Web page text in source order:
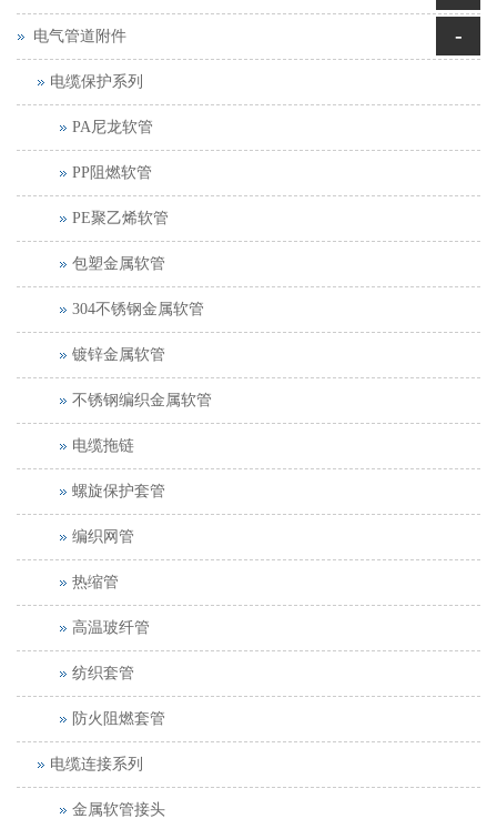
电气管道附件 -
电缆保护系列
PA尼龙软管
PP阻燃软管
PE聚乙烯软管
包塑金属软管
304不锈钢金属软管
镀锌金属软管
不锈钢编织金属软管
电缆拖链
螺旋保护套管
编织网管
热缩管
高温玻纤管
纺织套管
防火阻燃套管
电缆连接系列
金属软管接头